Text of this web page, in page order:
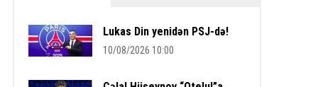
Lukas Din yenidən PSJ-də!
10/08/2026 10:00